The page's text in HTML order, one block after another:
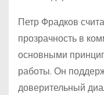
Петр Фрадков
прозрачность в
основными
работы. Он
доверительный